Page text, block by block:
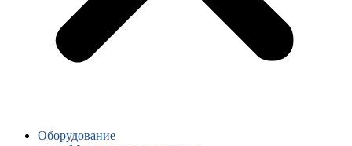
Оборудование